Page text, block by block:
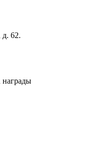
д. 62.
награды